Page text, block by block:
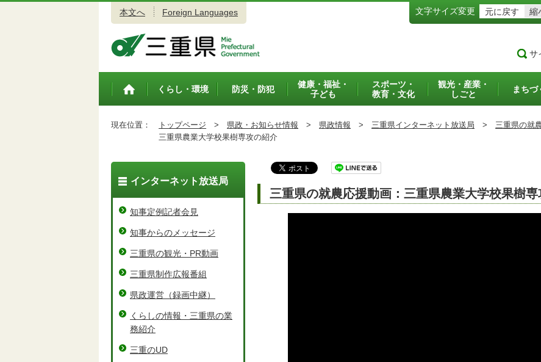
本文へ Foreign Languages 文字サイズ変更 元に戻す 縮
サ
トップペ
くらし・環境 防災・防犯
健康・福祉・
子ども
スポーツ・
教育・文化
観光・産業・
しごと
まちづ
現在位置： トップページ > 県政・お知らせ情報 > 県政情報 > 三重県インターネット放送局 > 三重県の就
三重県農業大学校果樹専攻の紹介
三重県の就農応援動画：三重県農業大学校果樹
インターネット放送局
知事定例記者会見
知事からのメッセージ
三重県の観光・PR動画
三重県制作広報番組
県政運営（録画中継）
くらしの情報・三重県の業
務紹介
三重のUD